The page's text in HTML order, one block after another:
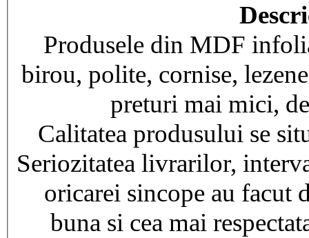
Produsele din MDF
birou, polite, cornise,
preturi mai mici,
Calitatea produsului se
Seriozitatea livrarilor,
oricarei sincope au facut
buna si cea mai